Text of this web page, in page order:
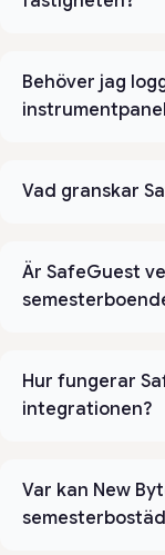
Behöver jag
Vad granskar
Är SafeGuest
Hur fungerar
integrationen?
Var kan New